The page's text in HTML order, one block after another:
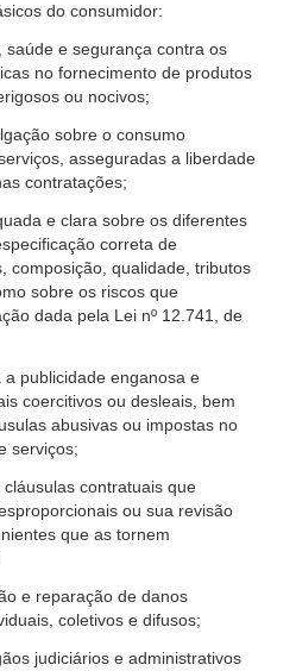
do consumidor:
saúde e segurança contra os
no fornecimento de produtos
ou nocivos;
sobre o consumo
asseguradas a liberdade
contratações;
e clara sobre os diferentes
correta de
composição, qualidade, tributos
sobre os riscos que
pela Lei nº 12.741, de
publicidade enganosa e
coercitivos ou desleais, bem
abusivas ou impostas no
serviços;
contratuais que
ou sua revisão
que as tornem
e reparação de danos
coletivos e difusos;
judiciários e administrativos